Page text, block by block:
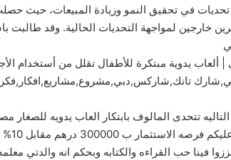
لمواجهة التحديات الحالية. وقد طالبت باستثمار بقيمة 300 ألف درهم
يدوية مبتكرة للأطفال تقلل من أستخدام
التاليه تتحدى المالوف بابتكار العاب يدويه